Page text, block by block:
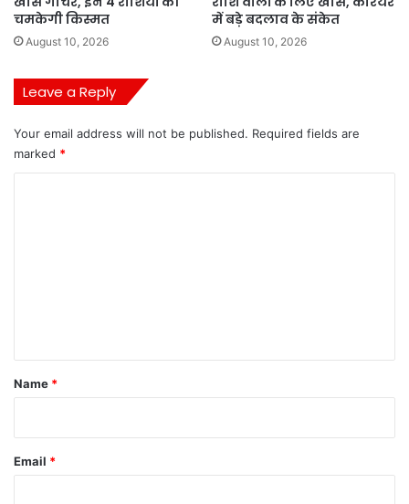
चमकेगी किस्मत
August 10, 2026
में बड़े बदलाव के संकेत
August 10, 2026
Leave a Reply
Your email address will not be published. Required fields are
marked *
*
Name *
Email *